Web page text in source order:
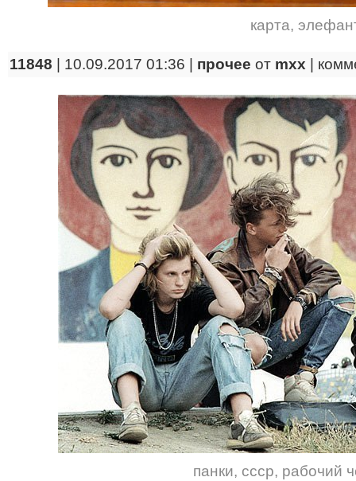
карта,
11848 | 10.09.2017 01:36 | прочее от mxx
панки, ссср, рабочий